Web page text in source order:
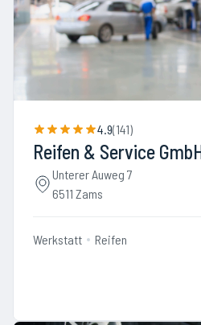
4.9(141)
Reifen & Service
Unterer Auweg 7
6511 Zams
Werkstatt Reifen